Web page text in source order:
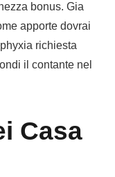
bonus. Gia
apporte dovrai
richiesta
il contante nel
Casa